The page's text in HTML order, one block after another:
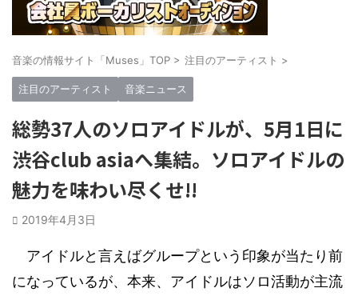
音楽の情報サイト「Muses」TOP > 注目のアーティスト >
注目のアーティスト 音楽ニュース
総勢37人のソロアイドルが、5月1日に
渋谷club asiaへ集結。ソロアイドルの
魅力を味わい尽くせ!!
2019年4月3日
アイドルと言えばグループという印象が当たり前
になっているが、本来、アイドルはソロ活動が主流